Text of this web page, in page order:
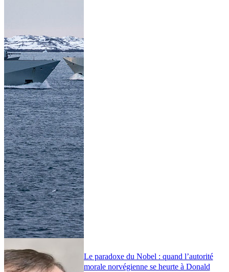
Le paradoxe du Nobel : quand l’autorité
morale norvégienne se heurte à Donald